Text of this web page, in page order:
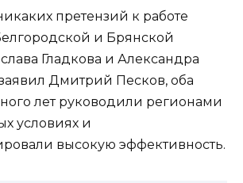
претензий к работе
и Брянской
Гладкова и Александра
Дмитрий Песков, оба
лет руководили регионами
условиях и
высокую эффективность.